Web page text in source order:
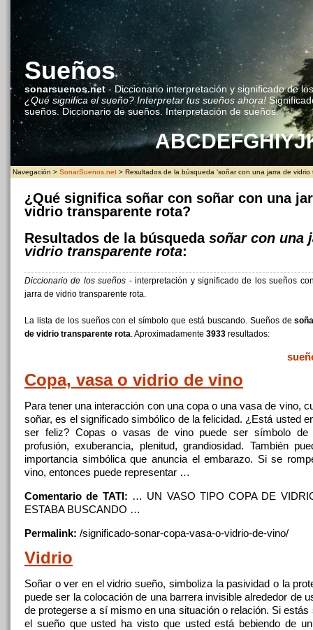
Sueños
sonarsuenos.net- Diccionario interpretación y significado de
¿Qué significa el sueño? Interpretar tus sueños ahora!
sueños. Diccionario de sueños. Interpretación de sueños.
ABCDEFGHIYJ
Navegación > SonarSuenos.net > Resultados de la búsqueda 'soñar con una jarra de vidrio
¿Qué significa soñar con soñar con una
vidrio transparente rota?
Resultados de la búsqueda soñar con una
vidrio transparente rota:
Diccionario de los sueños - interpretación y significado de los sueños
jarra de vidrio transparente rota.
La lista de los sueños con el símbolo que está buscando. Sueños de
de vidrio transparente rota. Aproximadamente 3933 resultados:
Copa, vasa o vidrio de vino
Para tener una interacción con unacopa o una vasade vino,
soñar, es el significado simbólico dela felicidad. ¿Está usted
ser feliz? Copas o vasas devino puede ser símbolo de
profusión, exuberancia, plenitud, grandiosidad. También
importancia simbólica que anuncia el embarazo. Si se
vino, entonces puede representar …
Comentario de TATI: … UN VASO TIPO COPA DE
ESTABA BUSCANDO …
Permalink: /significado-sonar-copa-vasa-o-vidrio-de-vino/
Vidrio
Soñar o ver en elvidrio sueño, simboliza la pasividad o la
puede ser la colocaciónde unabarrera invisible alrededor de
de protegerse a sí mismo en una situación o relación. Si estás
el sueño que usted ha visto que usted está bebiendo deun